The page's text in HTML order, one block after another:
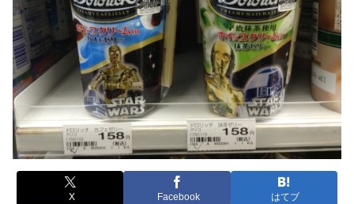
X Facebook はてブ